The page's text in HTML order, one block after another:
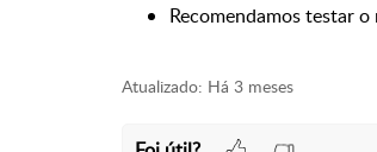
Recomendamos testar
Atualizado: Há 3 meses